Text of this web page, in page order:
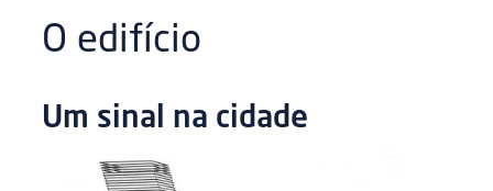
O edifício
Um sinal na cidade